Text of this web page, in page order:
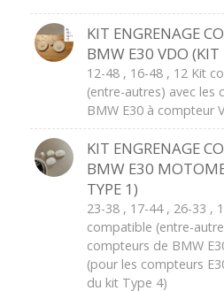
KIT ENGRENAGE
BMW E30 VDO (KIT
12-48 , 16-48 , 12 Kit
(entre-autres) avec les
BMW E30 à compteur
KIT ENGRENAGE
BMW E30
TYPE 1)
23-38 , 17-44 , 26-33 ,
compatible (entre-
compteurs de BMW
(pour les compteurs
du kit Type 4)